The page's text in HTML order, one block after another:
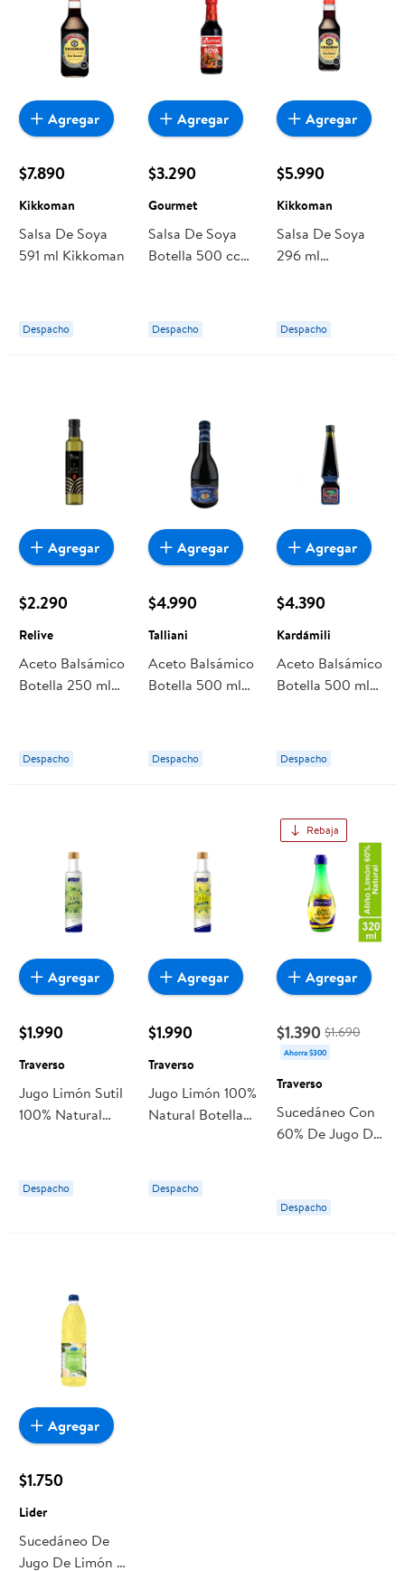
$7.890
Kikkoman
Salsa De Soya
591 ml Kikkoman
Despacho
Agregar
$3.290
Gourmet
Salsa De Soya
Botella 500 cc
Despacho
Agregar
$5.990
Kikkoman
Salsa De Soya
296 ml
Despacho
Agregar
$2.290
Relive
Aceto Balsámico
Botella 250 ml
Despacho
Agregar
$4.990
Talliani
Aceto Balsámico
Botella 500 ml
Despacho
Agregar
$4.390
Kardámili
Aceto Balsámico
Botella 500 ml
Despacho
Agregar
$1.990
Traverso
Jugo Limón Sutil
100% Natural
Despacho
Agregar
$1.990
Traverso
Jugo Limón 100%
Natural Botella
Despacho
Agregar
Rebaja
$1.390 $1.690
Ahorra $300
Traverso
Sucedáneo Con
60% De Jugo De
Despacho
Agregar
$1.750
Lider
Sucedáneo De
Jugo De Limón 1
Agregar